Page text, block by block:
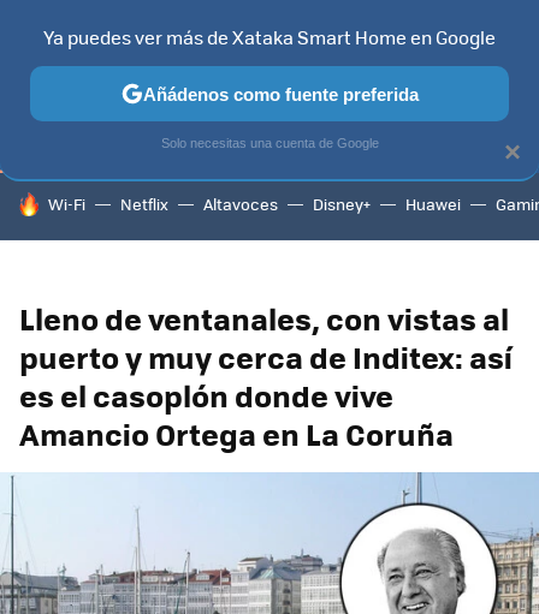
TELEVISORES CONTENIDOS SMART TV SELECCIÓN
HOY SE HABLA DE
Wi-Fi Netflix Altavoces Disney+ Huawei
Lleno de ventanales, con vistas al
puerto y muy cerca de Inditex: así
es el casoplón donde vive
Amancio Ortega en La Coruña
×
Ya puedes ver más de Xataka Smart Home en Google
Añádenos como fuente preferida
Solo necesitas una cuenta de Google